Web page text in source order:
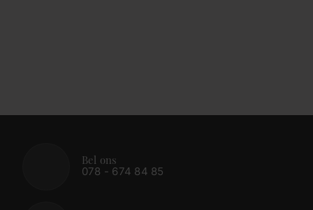
Bel ons
078 - 674 84 85